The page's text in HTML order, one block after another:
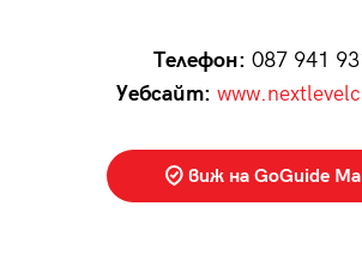
Телефон: 087 941
Уебсайт:
виж на GoGuide